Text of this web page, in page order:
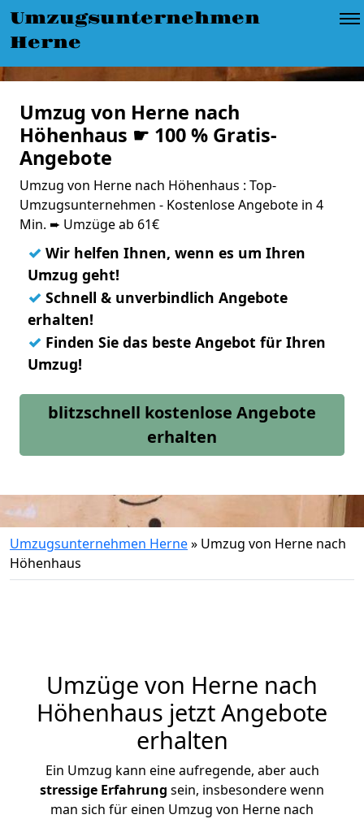
Umzugsunternehmen
Herne
Umzug von Herne nach
Höhenhaus ☛ 100 % Gratis-
Angebote
Umzug von Herne nach Höhenhaus : Top-
Umzugsunternehmen - Kostenlose Angebote in 4
Min. ➨ Umzüge ab 61€
✓ Wir helfen Ihnen, wenn es um Ihren
Umzug geht!
✓ Schnell & unverbindlich Angebote
erhalten!
✓ Finden Sie das beste Angebot für Ihren
Umzug!
blitzschnell kostenlose Angebote
erhalten
Umzugsunternehmen Herne» Umzug von Herne nach
Höhenhaus
Umzüge von Herne nach
Höhenhaus jetzt Angebote
erhalten
Ein Umzug kann eine aufregende, aber auch
stressige Erfahrung sein, insbesondere wenn
man sich für einen Umzug von Herne nach